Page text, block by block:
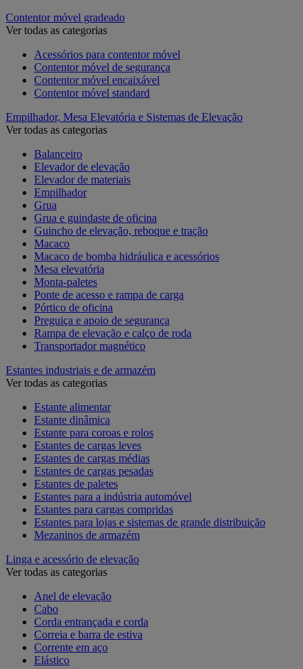
Contentor móvel gradeado
Ver todas as categorias
Acessórios para contentor móvel
Contentor móvel de segurança
Contentor móvel encaixável
Contentor móvel standard
Empilhador, Mesa Elevatória e Sistemas de Elevação
Ver todas as categorias
Balanceiro
Elevador de elevação
Elevador de materiais
Empilhador
Grua
Grua e guindaste de oficina
Guincho de elevação, reboque e tração
Macaco
Macaco de bomba hidráulica e acessórios
Mesa elevatória
Monta-paletes
Ponte de acesso e rampa de carga
Pórtico de oficina
Preguiça e apoio de segurança
Rampa de elevação e calço de roda
Transportador magnético
Estantes industriais e de armazém
Ver todas as categorias
Estante alimentar
Estante dinâmica
Estante para coroas e rolos
Estantes de cargas leves
Estantes de cargas médias
Estantes de cargas pesadas
Estantes de paletes
Estantes para a indústria automóvel
Estantes para cargas compridas
Estantes para lojas e sistemas de grande distribuição
Mezaninos de armazém
Linga e acessório de elevação
Ver todas as categorias
Anel de elevação
Cabo
Corda entrançada e corda
Correia e barra de estiva
Corrente em aço
Elástico